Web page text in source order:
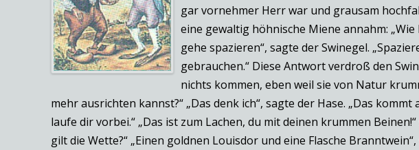
gar vornehmer Herr war und grausam
eine gewaltig höhnische Miene annahm:
gehe spazieren“, sagte der Swinegel.
gebrauchen.“ Diese Antwort verdroß den
nichts kommen, eben weil sie von Natur
mehr ausrichten kannst?“ „Das denk ich“, sagte der Hase. „Das
laufe dir vorbei.“ „Das ist zum Lachen, du mit deinen krummen
gilt die Wette?“ „Einen goldnen Louisdor und eine Flasche